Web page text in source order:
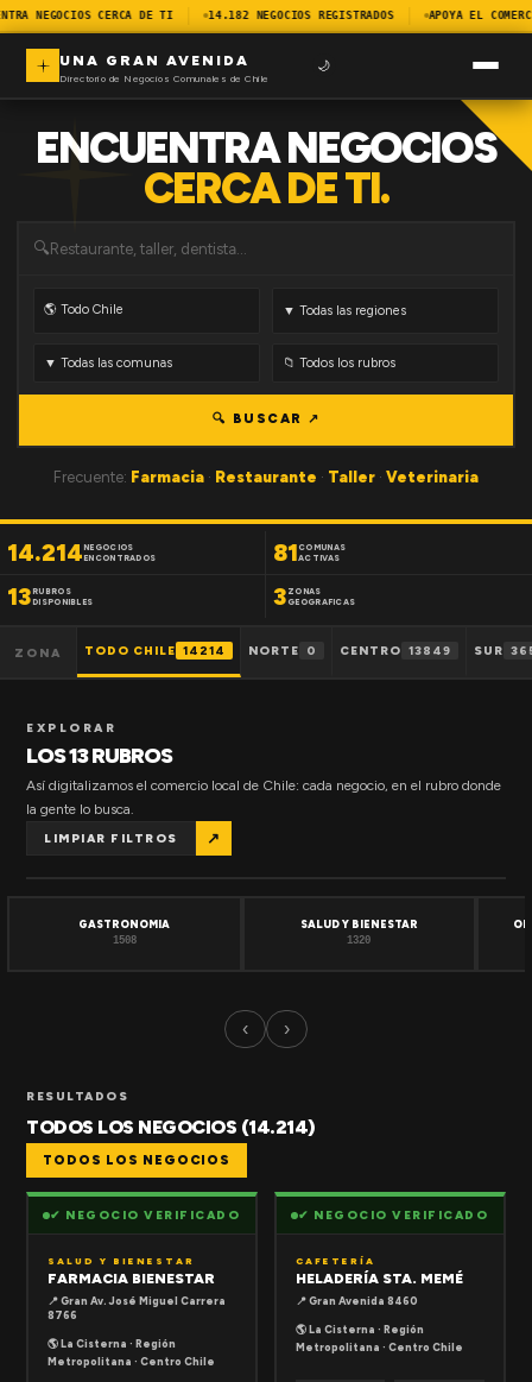
NEGOCIOS CERCA DE TI 14.182 NEGOCIOS REGISTRADOS APOYA EL
UNA GRAN AVENIDA
Directorio de Negocios Comunales de Chile
🌙
ENCUENTRA NEGOCIOS
CERCA DE TI.
🔍
🔍 BUSCAR ↗
Frecuente: Farmacia · Restaurante · Taller · Veterinaria
14.214NEGOCIOS
ENCONTRADOS
81 COMUNAS
ACTIVAS
13RUBROS
DISPONIBLES
3 ZONAS
GEOGRAFICAS
ZONA TODO CHILE 14214 NORTE 0 CENTRO 13849 SUR
EXPLORAR
LOS 13 RUBROS
Así digitalizamos el comercio local de Chile: cada negocio, en el rubro donde
la gente lo busca.
LIMPIAR FILTROS ↗
GASTRONOMIA
1508
SALUD Y BIENESTAR
1320
‹ ›
RESULTADOS
TODOS LOS NEGOCIOS (14.214)
TODOS LOS NEGOCIOS
✔ NEGOCIO VERIFICADO
SALUD Y BIENESTAR
FARMACIA BIENESTAR
📍 Gran Av. José Miguel Carrera
8766
🌎 La Cisterna · Región
Metropolitana · Centro Chile
✔ NEGOCIO VERIFICADO
CAFETERÍA
HELADERÍA STA. MEMÉ
📍 Gran Avenida 8460
🌎 La Cisterna · Región
Metropolitana · Centro Chile